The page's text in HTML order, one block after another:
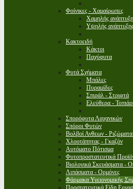
Φοίνικες - Χαμαίρωπες
Χαμηλής
Υψηλής
Κακτοειδή
Κάκτοι
Παχύφυτα
Φυτά Σχήματα
Μπάλες
Πυραμίδες
Σπιράλ - Στριφτά
Ελεύθερα -
Σπορόφυτα Λαχανικών
Σπόροι Φυτών
Βολβοί Ανθεων -
Χλοοτάπητας - Γκαζόν
Αυτόματο Πότισμα
Φυτοπροστατευτικά
Βιολογικά Σκευάσματα -
Λιπάσματα - Ορμόνες
Φάρμακα Υγειονομικής
Προστατευτικά Είδη